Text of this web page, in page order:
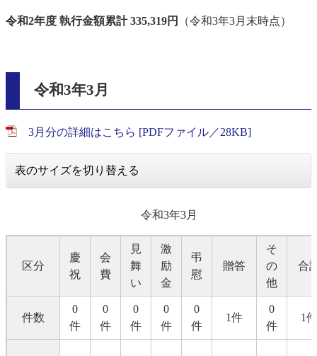
令和2年度 執行金額累計 335,319円 （令和3年3月末時点）
令和3年3月
3月分の詳細はこちら [PDFファイル／28KB]
表のサイズを切り替える
令和3年3月
区分
慶
祝
会
費
見
舞
い
激
励
金
弔
慰
贈答
そ
の
他
合
件数
0
件
0
件
0
件
0
件
0
件
1件
0
件
1件